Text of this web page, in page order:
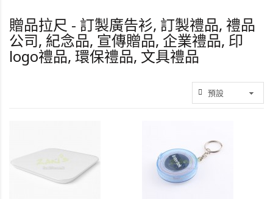
贈品拉尺 - 訂製廣告衫, 訂製禮品, 禮品
公司, 紀念品, 宣傳贈品, 企業禮品, 印
logo禮品, 環保禮品, 文具禮品